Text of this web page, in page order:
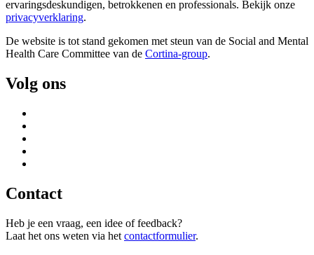
ervaringsdeskundigen, betrokkenen en professionals. Bekijk onze
privacyverklaring.
De website is tot stand gekomen met steun van de Social and Mental
Health Care Committee van de Cortina-group.
Volg ons
Contact
Heb je een vraag, een idee of feedback?
Laat het ons weten via het contactformulier.